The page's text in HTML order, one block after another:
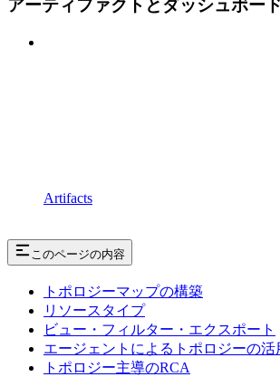
アーティファクトとダッシュボー
Artifacts
このページの内容
トポロジーマップの構築
リソースタイプ
ビュー・フィルター・エクスポート
エージェントによるトポロジーの活
トポロジー主導のRCA